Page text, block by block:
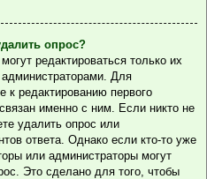
опрос?
редактироваться только их
Для
к редактированию первого
именно с ним. Если никто не
удалить опрос или
ответа. Однако если кто-то уже
или администраторы могут
Это сделано для того, чтобы